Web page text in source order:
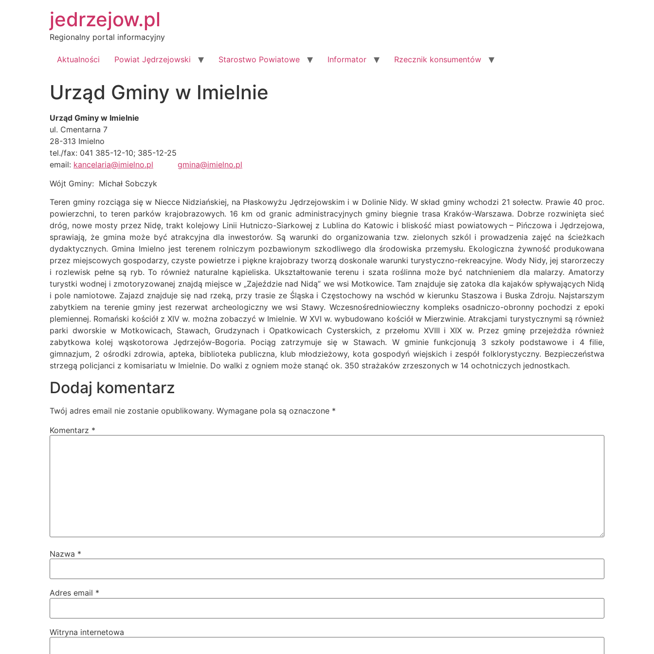
jedrzejow.pl
Regionalny portal informacyjny
Aktualności Powiat Jędrzejowski Starostwo Powiatowe Informator Rzecznik konsumentów
Urząd Gminy w Imielnie
Urząd Gminy w Imielnie
ul. Cmentarna 7
28-313 Imielno
tel./fax: 041 385-12-10; 385-12-25
email: kancelaria@imielno.pl
gmina@imielno.pl
Wójt Gminy: Michał Sobczyk
Teren gminy rozciąga się w Niecce Nidziańskiej, na Płaskowyżu Jędrzejowskim i w Dolinie Nidy. W skład gminy wchodzi 21 sołectw. Prawie 40 proc.
powierzchni, to teren parków krajobrazowych. 16 km od granic administracyjnych gminy biegnie trasa Kraków-Warszawa. Dobrze rozwinięta sieć
dróg, nowe mosty przez Nidę, trakt kolejowy Linii Hutniczo-Siarkowej z Lublina do Katowic i bliskość miast powiatowych – Pińczowa i Jędrzejowa,
sprawiają, że gmina może być atrakcyjna dla inwestorów. Są warunki do organizowania tzw. zielonych szkól i prowadzenia zajęć na ścieżkach
dydaktycznych. Gmina Imielno jest terenem rolniczym pozbawionym szkodliwego dla środowiska przemysłu. Ekologiczna żywność produkowana
przez miejscowych gospodarzy, czyste powietrze i piękne krajobrazy tworzą doskonale warunki turystyczno-rekreacyjne. Wody Nidy, jej starorzeczy
i rozlewisk pełne są ryb. To również naturalne kąpieliska. Ukształtowanie terenu i szata roślinna może być natchnieniem dla malarzy. Amatorzy
turystki wodnej i zmotoryzowanej znajdą miejsce w „Zajeździe nad Nidą” we wsi Motkowice. Tam znajduje się zatoka dla kajaków spływających Nidą
i pole namiotowe. Zajazd znajduje się nad rzeką, przy trasie ze Śląska i Częstochowy na wschód w kierunku Staszowa i Buska Zdroju. Najstarszym
zabytkiem na terenie gminy jest rezerwat archeologiczny we wsi Stawy. Wczesnośredniowieczny kompleks osadniczo-obronny pochodzi z epoki
plemiennej. Romański kościół z XIV w. można zobaczyć w Imielnie. W XVI w. wybudowano kościół w Mierzwinie. Atrakcjami turystycznymi są również
parki dworskie w Motkowicach, Stawach, Grudzynach i Opatkowicach Cysterskich, z przełomu XVIII i XIX w. Przez gminę przejeżdża również
zabytkowa kolej wąskotorowa Jędrzejów-Bogoria. Pociąg zatrzymuje się w Stawach. W gminie funkcjonują 3 szkoły podstawowe i 4 filie,
gimnazjum, 2 ośrodki zdrowia, apteka, biblioteka publiczna, klub młodzieżowy, kota gospodyń wiejskich i zespół folklorystyczny. Bezpieczeństwa
strzegą policjanci z komisariatu w Imielnie. Do walki z ogniem może stanąć ok. 350 strażaków zrzeszonych w 14 ochotniczych jednostkach.
Dodaj komentarz
Twój adres email nie zostanie opublikowany. Wymagane pola są oznaczone *
Komentarz *
Nazwa *
Adres email *
Witryna internetowa